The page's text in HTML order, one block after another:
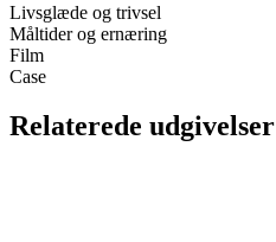
Livsglæde og trivsel
Måltider og ernæring
Film
Case
Relaterede udgivelser